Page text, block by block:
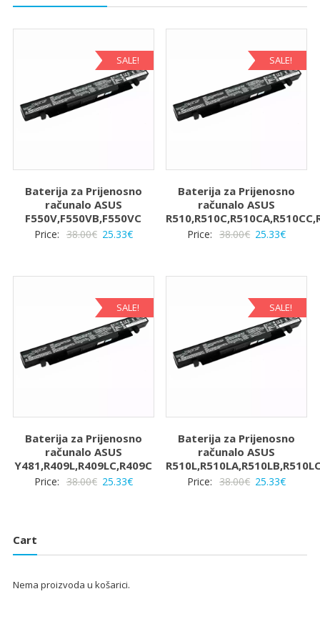
SALE!
Baterija za Prijenosno
računalo ASUS
F550V,F550VB,F550VC
Price: 38.00€ Izvorna
38.00€.
25.33€Trenutna
SALE!
Baterija za Prijenosno
računalo ASUS
Price: 38.00€ Izvorna
38.00€.
25.33€
SALE!
Baterija za Prijenosno
računalo ASUS
Y481,R409L,R409LC,R409C
Price: 38.00€ Izvorna
38.00€.
25.33€Trenutna
SALE!
Baterija za Prijenosno
računalo ASUS
Price: 38.00€ Izvorna
38.00€.
25.33€
Cart
Nema proizvoda u košarici.